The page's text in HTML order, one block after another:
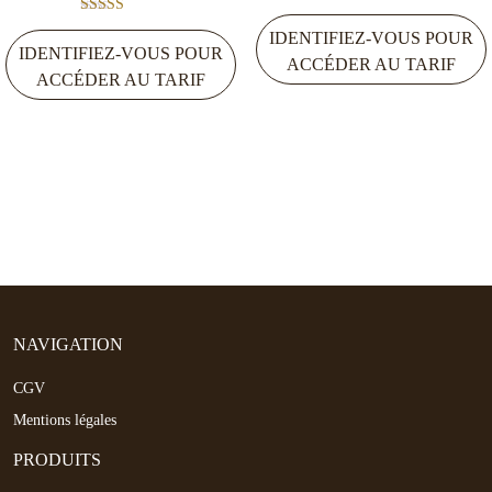
Note
sur 5
IDENTIFIEZ-VOUS POUR
ACCÉDER AU TARIF
IDENTIFIEZ-VOUS POUR
ACCÉDER AU TARIF
NAVIGATION
CGV
Mentions légales
PRODUITS